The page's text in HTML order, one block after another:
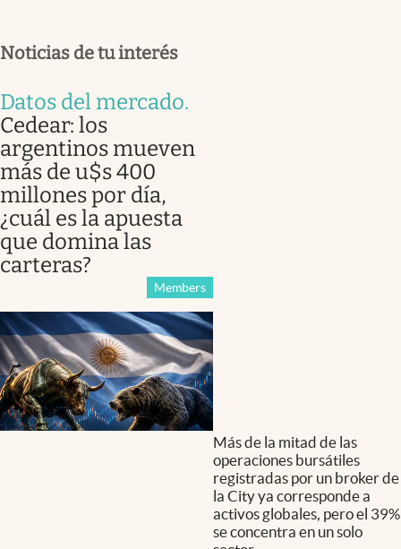
Noticias de tu interés
Datos del mercado.
Cedear: los
argentinos mueven
más de u$s 400
millones por día,
¿cuál es la apuesta
que domina las
carteras?
Members
Más de la mitad de las
operaciones bursátiles
registradas por un broker de
la City ya corresponde a
activos globales, pero el 39%
se concentra en un solo